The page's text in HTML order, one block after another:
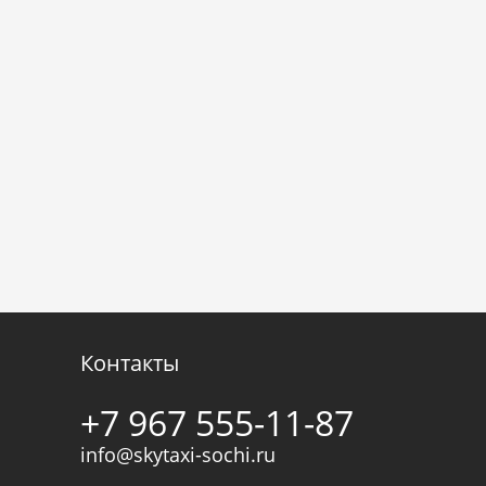
Контакты
+7 967 555-11-87
info@skytaxi-sochi.ru